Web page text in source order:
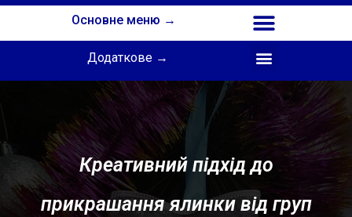
Основне меню →
Додаткове →
Креативний підхід до
прикрашання ялинки від груп